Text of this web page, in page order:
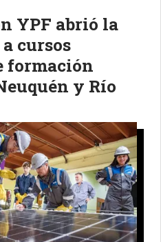
YPF abrió la
cursos
formación
y Río